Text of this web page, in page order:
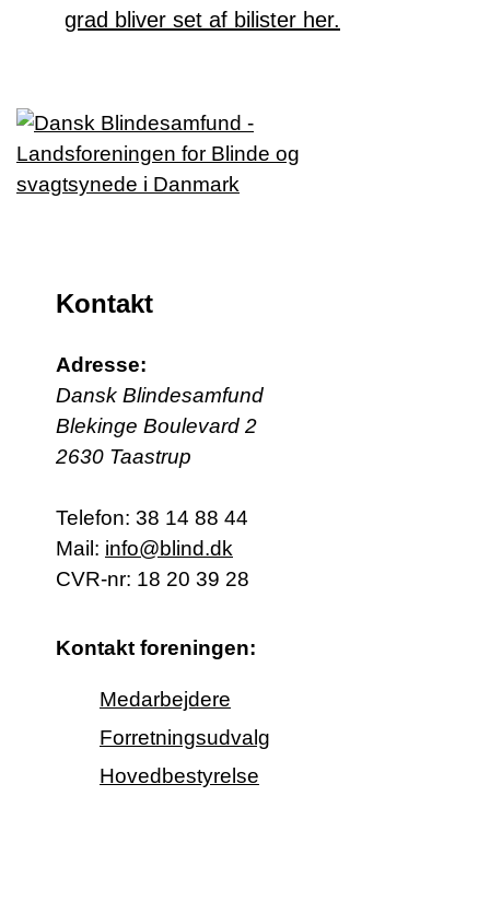
grad bliver set af bilister her.
Kontakt
Adresse:
Dansk Blindesamfund
Blekinge Boulevard 2
2630 Taastrup
Telefon: 38 14 88 44
Mail: info@blind.dk
CVR-nr: 18 20 39 28
Kontakt foreningen:
Medarbejdere
Forretningsudvalg
Hovedbestyrelse